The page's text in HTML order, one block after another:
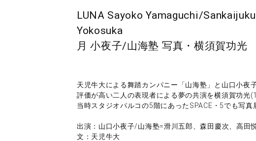
LUNA Sayoko Yamaguchi/
Yokosuka
月 小夜子/山海塾 写真・横須賀功光
天児牛大による舞踏カンパニー「山海塾」と山口小
評価が高い二人の表現者による夢の共演を横須賀功
当時スタジオパルコの5階にあったSPACE・5でも写真
出演：山口小夜子/山海塾=滑川五郎、森田慶次、高田
文：天児牛大